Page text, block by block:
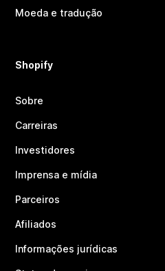
Moeda e tradução
Shopify
Sobre
Carreiras
Investidores
Imprensa e mídia
Parceiros
Afiliados
Informações jurídicas